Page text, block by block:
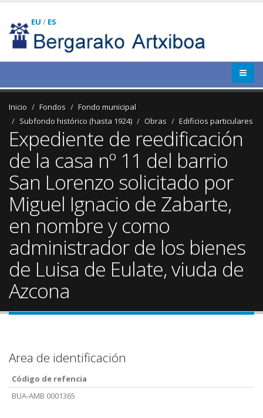
EU / ES
Inicio Fondos
Fondo municipal
Subfondo histórico (hasta 1924)
Obras Edificios particulares
Expediente de reedificación
de la casa nº 11 del barrio
San Lorenzo solicitado por
Miguel Ignacio de Zabarte,
en nombre y como
administrador de los bienes
de Luisa de Eulate, viuda de
Azcona
Area de identificación
Código de refencia
BUA-AMB 0001365